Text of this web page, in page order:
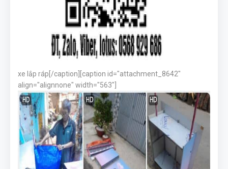
xe lắp ráp[/caption][caption id="attachment_8642"
align="alignnone" width="563"]